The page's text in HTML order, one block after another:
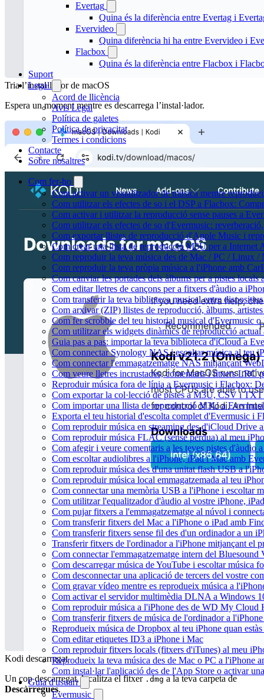
Evertag
Quina és la diferència entre Evertag i
Evervideo
Quina diferència hi ha entre Evervideo i
Flacbox
Quina és la diferència entre Flacbox i
Suport
Legal
Acord de llicència
Avís Legal
Política de galetes
Política de privacitat
Termes i condicions
Contacte
Sobre nosaltres
Com fer-ho
Com activar un visualitzador de música mentre
Com utilitzar els efectes de so i el DSP a Flacbox:
Com activar i utilitzar la reproducció sense pauses a
Com utilitzar els efectes de so d'Evermusic:
Com exportar llistes de reproducció d'Apple Music i
Com crear una llista de reproducció M3U per a
Com reproduir la teva música des de Mac / PC /
Com reproduir la teva pròpia música a l'iPhone amb
Com canviar les portades dels àlbums per a pistes
Com editar lletres de cançons per a fitxers d'àudio a
Com transferir la teva biblioteca musical entre
Com arxivar (ZIP) llistes de reproducció, àlbums,
Com fer scrobble del teu historial musical d'Evermusic
Com utilitzar els widgets dinàmics de reproducció
Guia pas a pas: importar la teva biblioteca d'iCloud a
Com connectar Synology NAS i escoltar música al teu
Com connectar l'emmagatzematge NAS mitjançant
Com veure lletres incrustades, comentaris i fitxers LRC
Reproduir música fora de línia a Evermusic i Flacbox:
Com exportar la col·lecció de pistes a M3U, CSV i
Com importar una llista de reproducció M3U a
Exporta el teu historial d'escolta complet d'Evermusic i
Com reproduir música en streaming des d'iCloud Drive
Com reproduir música FLAC (sense pèrdua) al meu
Com afegir i veure comentaris a les teves pistes
Com escoltar audiolibres a l'iPhone, iPad i Mac amb
Com reproduir música des d'una unitat flash USB a
Com reproduir música local emmagatzemada al teu
Com connectar una memòria USB a l'iPhone i escoltar
Com utilitzar l'equalitzador d'àudio al vostre iPhone,
Com pujar fitxers a l'emmagatzematge al núvol i
Com transferir fitxers del Mac a l'iPhone o iPad amb
Com transferir fitxers sense fil des d'un ordinador a un
Transferir fitxers de l'ordinador a l'iPhone mitjançant el
Com connectar l'emmagatzematge intern del
Com descarregar música de YouTube i escoltar música
Com desconnectar una aplicació de tercers del vostre
Com gravar vídeo mentre es reprodueix música a
Com activar el servidor multimèdia DLNA a Windows
Com reproduir música a l'iPhone des de WD My Cloud
Com transferir fitxers de música de l'ordinador a
Reprodueix música de Dropbox al teu iPhone quan
Com editar etiquetes ID3 a iPhone i Mac
Com reproduir fitxers locals (fitxers d'iTunes) al meu
Reprodueix la teva música des de Mac o PC a l'iPhone
Com instal·lar l'aplicació des de l'App Store o activar
Guia d'usuari
Evermusic
Tria l’instal·lador de macOS
Espera un moment mentre es descarrega l’instal·lador.
Kodi descarregat
Un cop descarregat, localitza el fitxer .dmga la teva carpeta de
Descàrregues.